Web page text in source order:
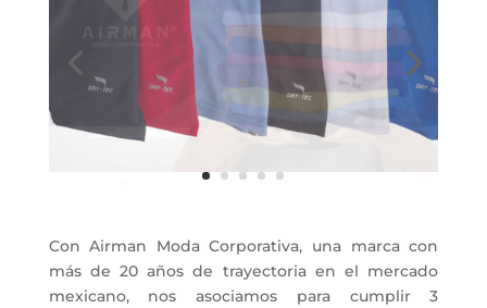
Con Airman Moda Corporativa, una marca con
más de 20 años de trayectoria en el mercado
mexicano, nos asociamos para cumplir 3